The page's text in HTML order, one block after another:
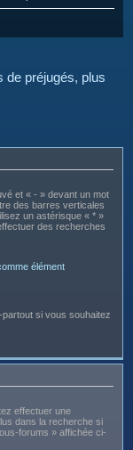
de préjugés, plus
et « - » devant un mot
des barres verticales
un astérisque « * »
des recherches
élément
si vous souhaitez
effectuer une
dans la recherche si
forums » affichée ci-